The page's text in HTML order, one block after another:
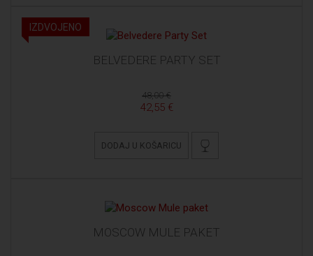
IZDVOJENO
BELVEDERE PARTY SET
48,00 €
42,55 €
DODAJ U KOŠARICU
MOSCOW MULE PAKET